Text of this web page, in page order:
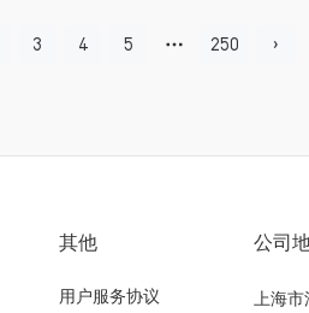
3 4 5 250
其他
用户服务协议
公司
上海市